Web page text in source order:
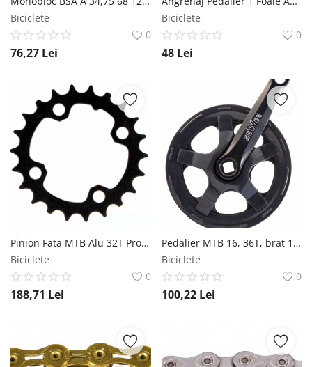
Biciclete
0
76,27 Lei
Biciclete
0
48 Lei
Pinion Fata MTB Alu 32T Prowheel
Biciclete
0
188,71 Lei
Pedalier MTB 16, 36T, brat 127mm, ax patrat RMS
Biciclete
0
100,22 Lei